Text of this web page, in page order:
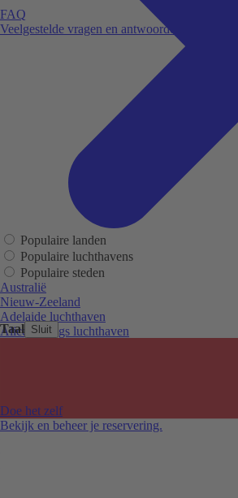
Taal Sluit
FAQ
Veelgestelde vragen en antwoorden.
Doe het zelf
Bekijk en beheer je reservering.
Populaire landen
Populaire luchthavens
Populaire steden
Australië
Nieuw-Zeeland
Adelaide luchthaven
Alice Springs luchthaven
Melbourne Tullamarine luchthaven
Perth luchthaven
Sydney luchthaven